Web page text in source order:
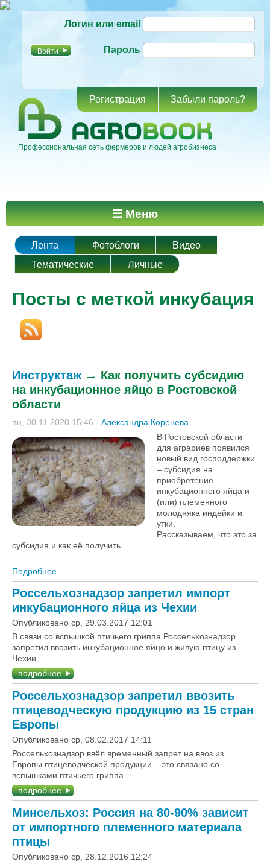
основному
Логин или email
Пароль
Регистрация Забыли пароль?
Профессиональная сеть фермеров и людей агробизнеса
Главное меню ☰ Меню
Лента Фотоблоги
Видео
Тематические
Личные
Посты с меткой инкубация
Инструктаж → Как получить субсидию
на инкубационное яйцо в Ростовской
области
пн, 30.11.2020 15:46 - Александра Коренева
В Ростовской области
для аграриев появился
новый вид господдержки
– субсидия на
приобретение
инкубационного яйца и
(или) племенного
молодняка индейки и
утки.
Рассказываем, что это за
субсидия и как её получить
Подробнее
Ростовской области
Россельхознадзор запретил импорт
инкубационного яйца из Чехии
Опубликовано ср, 29.03.2017 12:01
В связи со вспышкой птичьего гриппа Россельхознадзор
запретил ввозить инкубационное яйцо и живую птицу из
Чехии
подробнее
Россельхознадзор запретил ввозить
птицеводческую продукцию из 15 стран
Европы
Опубликовано ср, 08.02.2017 14:11
Россельхознадзор ввёл временный запрет на ввоз из
Европы птицеводческой продукции – это связано со
вспышками птичьего гриппа
подробнее
Минсельхоз: Россия на 80-90% зависит
от импортного племенного материала
птицы
Опубликовано ср, 28.12.2016 12:24